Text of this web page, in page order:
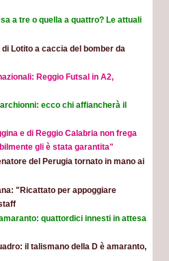
a tre o quella a quattro? Le attuali
Lotito a caccia del bomber da
Reggio Futsal in A2,
ecco chi affiancherà il
e di Reggio Calabria non frega
gli è stata garantita"
del Perugia tornato in mano ai
"Ricattato per appoggiare
quattordici innesti in attesa
il talismano della D è amaranto,